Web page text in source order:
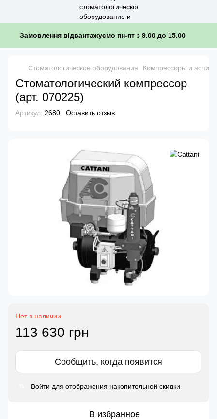
Замовлення відвантажуємо пн-пт з 9.00 до 15.00
Стоматологическое оборудование Компрессоры и
Стоматологический компрессор
(арт. 070225)
Артикул: 2680 Оставить отзыв
Нет в наличии
113 630 грн
Сообщить, когда появится
Войти для отображения накопительной скидки
В избранное